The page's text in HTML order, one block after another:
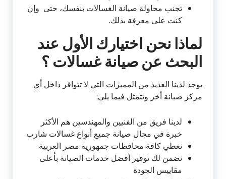
تجنب محاولة صيانة الغسالات بنفسك، حتى وإن
كنت على معرفة بذلك.
لماذا نحن اختيارك الأول عند
البحث عن صيانة غسالات ؟
يوجد لدينا العديد من المميزات التي لا تتوافر داخل أي
مركز صيانة أخر وتتمثل فيما يلي:
لدينا فريق من الفنيين والمهندسين هم الأكثر
خبرة في مجال صيانة جميع أنواع غسالات شارب
نغطي كافة محافظات جمهورية مصر العربية
نضمن لك توفير أفضل خدمات الصيانة بأعلى
مقاييس الجودة